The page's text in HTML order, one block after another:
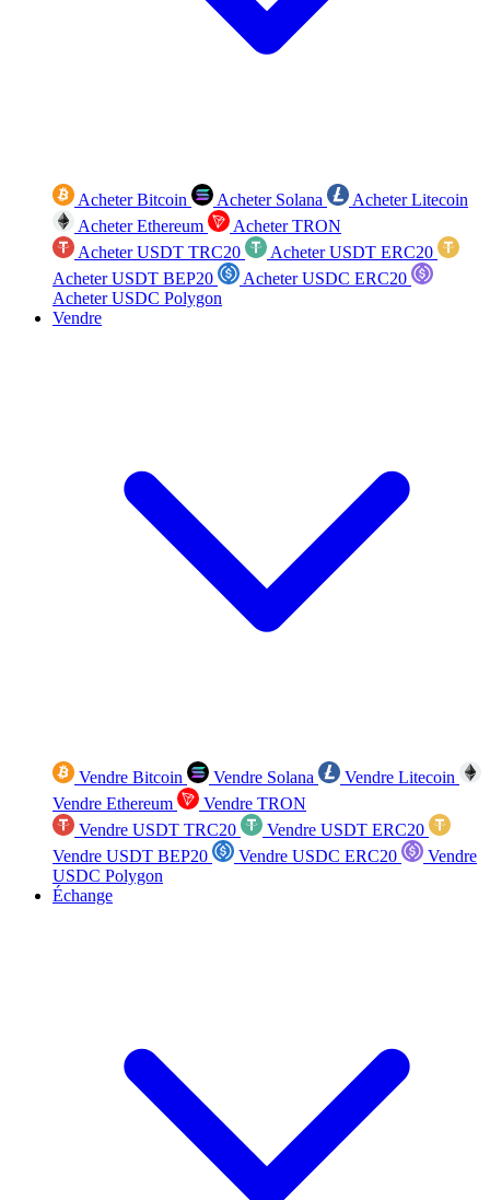
Acheter Bitcoin Acheter Solana
Acheter Litecoin
Acheter Ethereum
Acheter TRON
Acheter USDT TRC20
Acheter USDT ERC20
Acheter USDT BEP20
Acheter USDC ERC20
Acheter USDC Polygon
Vendre
Vendre Bitcoin Vendre Solana
Vendre Litecoin
Vendre Ethereum
Vendre TRON
Vendre USDT TRC20
Vendre USDT ERC20
Vendre USDT BEP20
Vendre USDC ERC20
Vendre
USDC Polygon
Échange